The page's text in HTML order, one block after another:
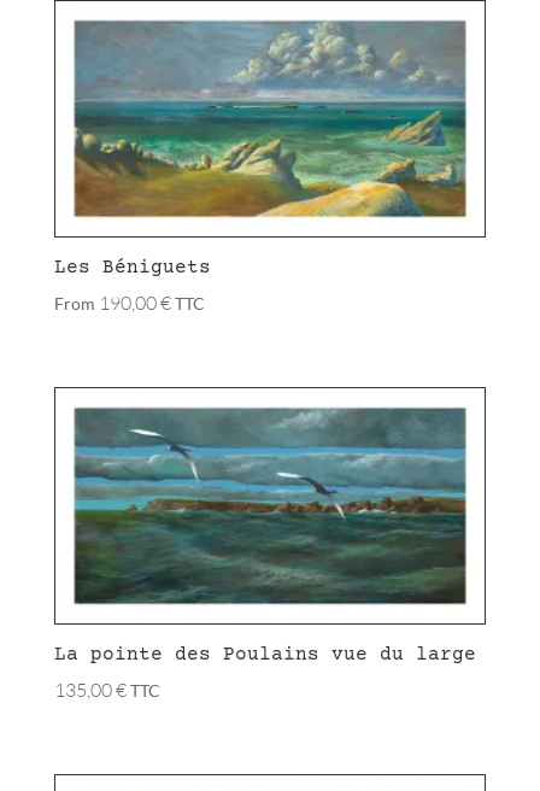
Les Béniguets
From 190,00€TTC
La pointe des Poulains vue du large
135,00€TTC